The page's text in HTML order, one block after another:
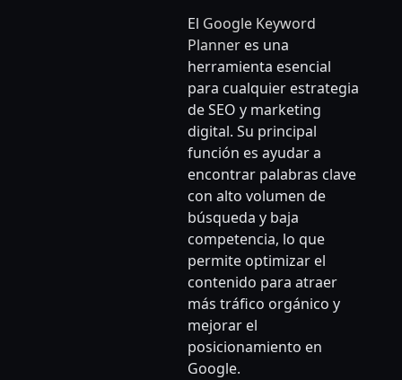
El Google Keyword
Planneres una
herramienta esencial
para cualquier estrategia
de SEO y marketing
digital. Su principal
función es ayudar a
encontrar palabras clave
con alto volumen de
búsqueda y baja
competencia, lo que
permite optimizar el
contenido para atraer
más tráfico orgánico y
mejorar el
posicionamiento en
Google.